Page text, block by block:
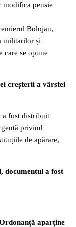
modifica pensie
Bolojan,
militarilor și
se opune
creșterii a vârstei
a fost distribuit
privind
de apărare,
documentul a fost
aparține